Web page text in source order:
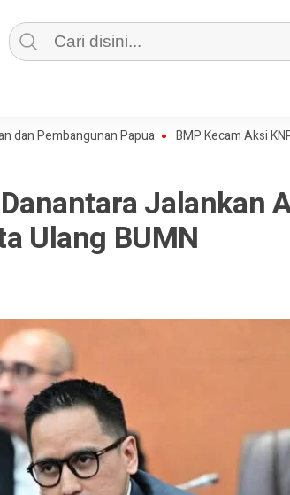
Papua BMP Kecam Aksi KNPB,
Jalankan
Ulang BUMN